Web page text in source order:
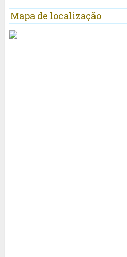
Mapa de localização